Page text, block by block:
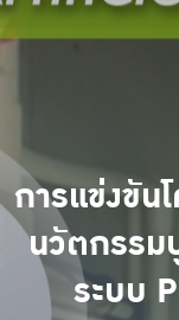
การแข่งขัน
นวัตกรร
ระบบ